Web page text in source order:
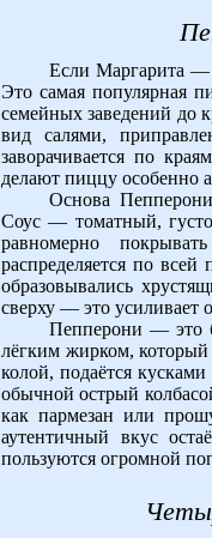
Если Маргарита —
Это самая популярная
семейных заведений до
вид салями,
заворачивается по
делают пиццу особенно
Основа
Соус — томатный,
равномерно
распределяется по
образовывались
сверху — это усиливает
Пепперони — это
лёгким жирком, который
колой, подаётся
обычной острый
как пармезан или
аутентичный вкус
пользуются огромной